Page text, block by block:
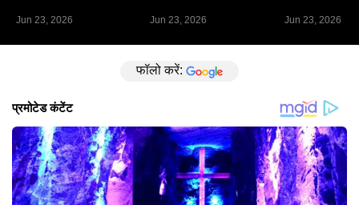
Jun 23, 2026
देगा हर सीन
Jun 23, 2026 Jun 23, 2026
फॉलो करें: